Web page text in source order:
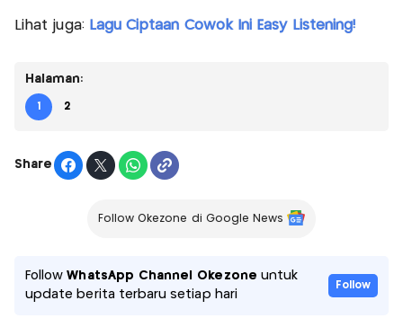
Lihat juga: Lagu Ciptaan Cowok Ini Easy Listening!
Halaman:
1 2
Share
Follow Okezone di Google News
FollowWhatsApp Channel Okezone untuk
update berita terbaru setiap hari
Follow